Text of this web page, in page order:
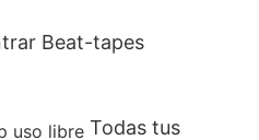
Beat-tapes
Todas tus